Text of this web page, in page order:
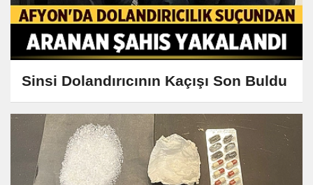
Sinsi Dolandırıcının Kaçışı Son Buldu